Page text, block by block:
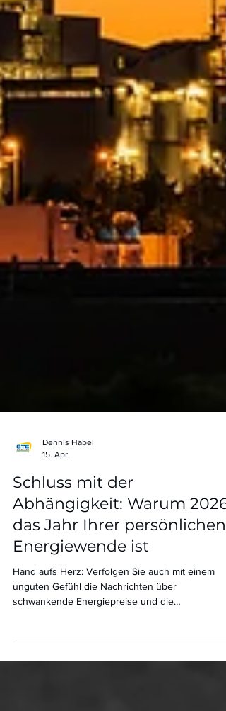
Dennis Häbel
Schluss mit der
Abhängigkeit: Warum 2026
das Jahr Ihrer persönlichen
Energiewende ist
Hand aufs Herz: Verfolgen Sie auch mit einem
unguten Gefühl die Nachrichten über